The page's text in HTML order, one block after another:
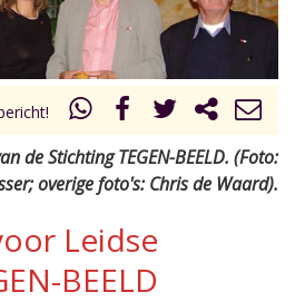
de Stichting TEGEN-BEELD. (Foto:
overige foto's: Chris de Waard).
Leidse
BEELD